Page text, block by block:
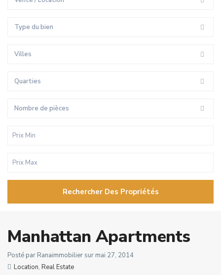
Type du bien
Villes
Quarties
Nombre de pièces
Rechercher Des Propriétés
Manhattan Apartments
Posté par Ranaimmobilier sur mai 27, 2014
Location, Real Estate